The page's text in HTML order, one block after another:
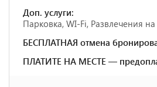
Доп. услуги:
Парковка, WI-Fi, Развлечения
БЕСПЛАТНАЯ отмена
ПЛАТИТЕ НА МЕСТЕ —